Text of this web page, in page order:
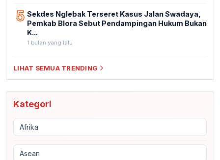
5 Sekdes Nglebak Terseret Kasus Jalan Swadaya,
Pemkab Blora Sebut Pendampingan Hukum Bukan
K...
1 bulan yang lalu
LIHAT SEMUA TRENDING
Kategori
Afrika
Asean